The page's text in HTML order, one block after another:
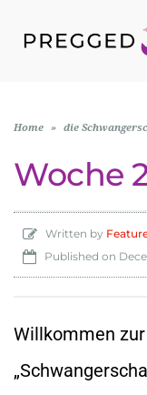
Home » die
Woche
Written by
Published on
Willkommen